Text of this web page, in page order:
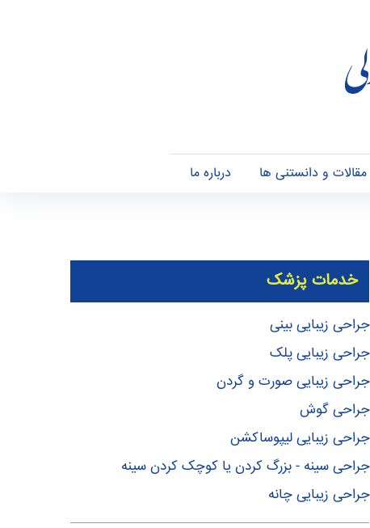
مقالات و دانستنی ها درباره ما
خدمات پزشک
جراحی زیبایی بینی
جراحی زیبایی پلک
جراحی زیبایی صورت و گردن
جراحی گوش
جراحی زیبایی لیپوساکشن
جراحی سینه - بزرگ کردن یا کوچک کردن سینه
جراحی زیبایی چانه